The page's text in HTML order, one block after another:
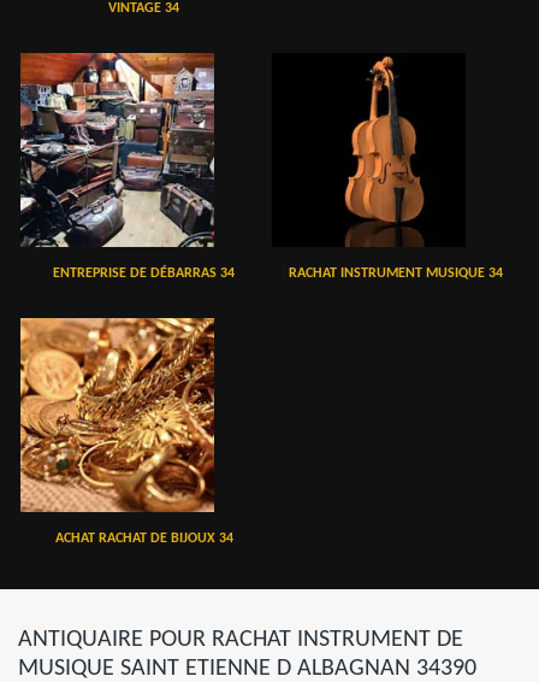
VINTAGE 34
ENTREPRISE DE DÉBARRAS 34 RACHAT INSTRUMENT MUSIQUE 34
ACHAT RACHAT DE BIJOUX 34
ANTIQUAIRE POUR RACHAT INSTRUMENT DE
MUSIQUE SAINT ETIENNE D ALBAGNAN 34390